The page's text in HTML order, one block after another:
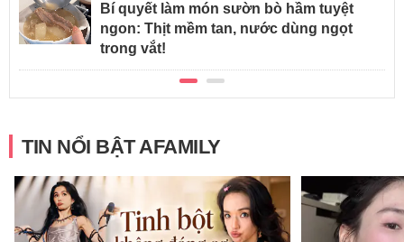
Bí quyết làm món sườn bò hầm tuyệt
ngon: Thịt mềm tan, nước dùng ngọt
trong vắt!
TIN NỔI BẬT AFAMILY